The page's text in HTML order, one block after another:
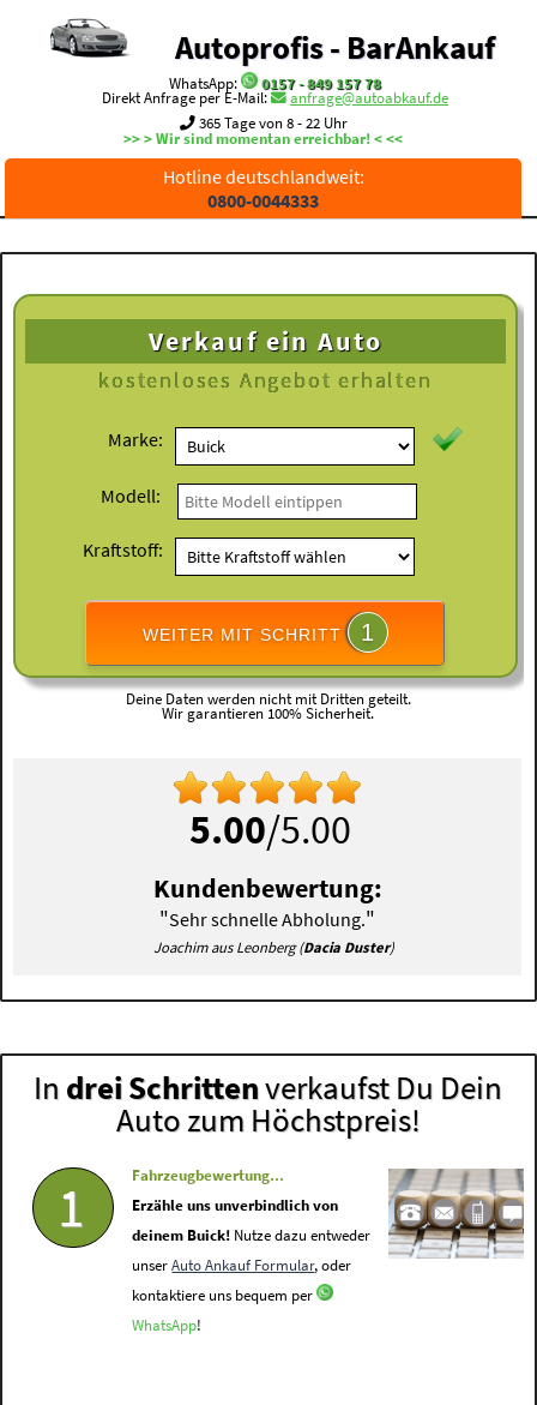
Autoprofis - BarAnkauf
WhatsApp:
0157 - 849 157 78
Direkt Anfrage per E-Mail:
anfrage@autoabkauf.de
365 Tage von 8 - 22 Uhr
>> > Wir sind momentan erreichbar! < <<
Hotline deutschlandweit:
0800-0044333
Verkauf ein Auto
kostenloses Angebot erhalten
Marke:
Modell:
Kraftstoff:
WEITER MIT SCHRITT 1
Deine Daten werden nicht mit Dritten geteilt.
Wir garantieren 100% Sicherheit.
5.00/5.00
Kundenbewertung:
"Sehr schnelle Abholung."
Joachim aus Leonberg (Dacia Duster)
In drei Schrittenverkaufst Du Dein
Auto zum Höchstpreis!
1
Fahrzeugbewertung...
Erzähle uns unverbindlich von
deinem Buick! Nutze dazu entweder
unserAuto Ankauf Formular, oder
kontaktiere uns bequem per
WhatsApp!